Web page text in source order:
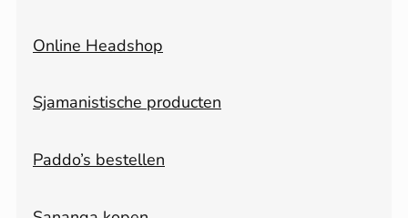
Online Headshop
Sjamanistische producten
Paddo’s bestellen